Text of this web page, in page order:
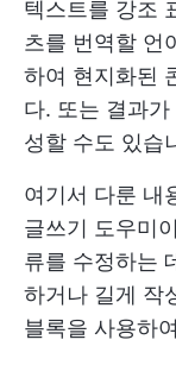
텍스트를 강조
츠를 번역할 언
하여 현지화된
다. 또는 결과
성할 수도 있습
여기서 다룬 내
글쓰기 도우미
류를 수정하는
하거나 길게 작
블록을 사용하